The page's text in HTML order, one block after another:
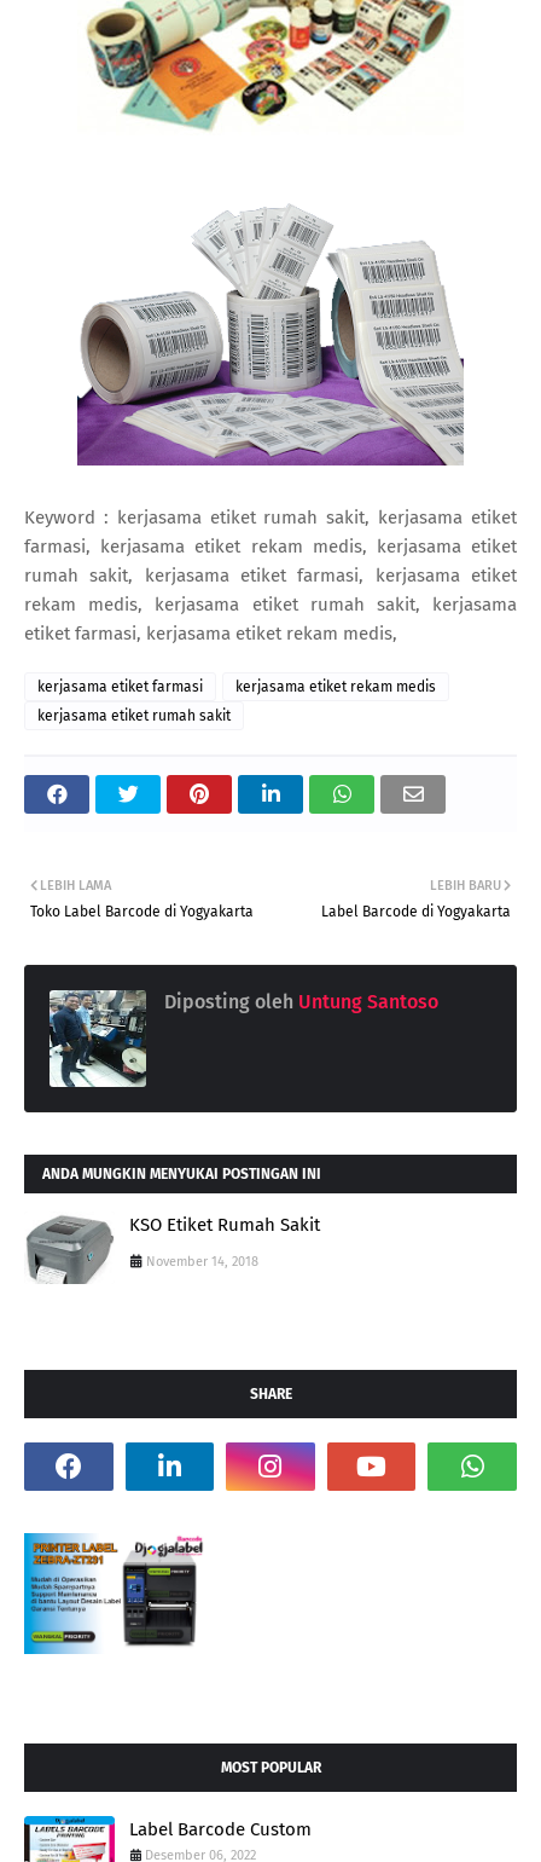
Keyword : kerjasama etiket rumah sakit, kerjasama etiket
farmasi, kerjasama etiket rekam medis, kerjasama etiket
rumah sakit, kerjasama etiket farmasi, kerjasama etiket
rekam medis, kerjasama etiket rumah sakit, kerjasama
etiket farmasi, kerjasama etiket rekam medis,
kerjasama etiket farmasi
kerjasama etiket rekam medis
kerjasama etiket rumah sakit
LEBIH BARU
Label Barcode di Yogyakarta
LEBIH LAMA
Toko Label Barcode di Yogyakarta
Diposting oleh Untung Santoso
ANDA MUNGKIN MENYUKAI POSTINGAN INI
KSO Etiket Rumah Sakit
November 14, 2018
SHARE
MOST POPULAR
Label Barcode Custom
Desember 06, 2022